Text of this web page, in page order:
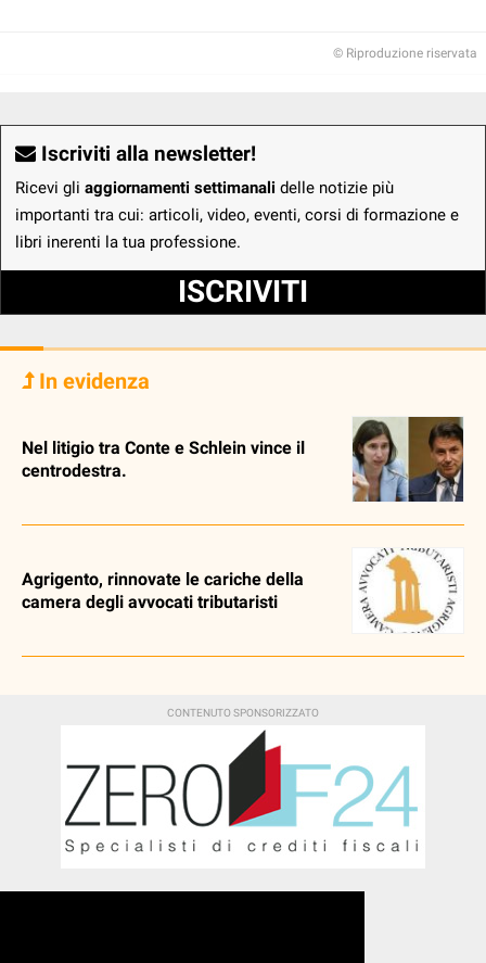
© Riproduzione riservata
Iscriviti alla newsletter!
Ricevi gli aggiornamenti settimanali delle notizie più
importanti tra cui: articoli, video, eventi, corsi di formazione e
libri inerenti la tua professione.
ISCRIVITI
In evidenza
Nel litigio tra Conte e Schlein vince il
centrodestra.
Agrigento, rinnovate le cariche della
camera degli avvocati tributaristi